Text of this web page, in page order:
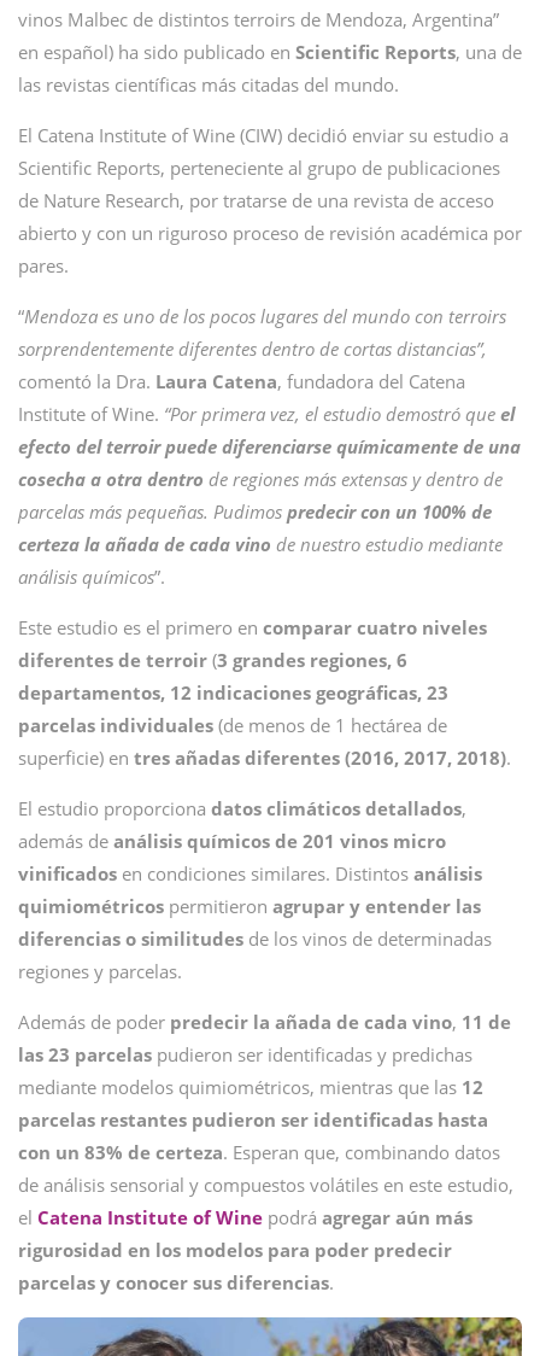
vinos Malbec de distintos terroirs de Mendoza, Argentina”
en español) ha sido publicado en Scientific Reports, una de
las revistas científicas más citadas del mundo.
El Catena Institute of Wine (CIW) decidió enviar su estudio a
Scientific Reports, perteneciente al grupo de publicaciones
de Nature Research, por tratarse de una revista de acceso
abierto y con un riguroso proceso de revisión académica por
pares.
“Mendoza es uno de los pocos lugares del mundo con terroirs
sorprendentemente diferentes dentro de cortas distancias”,
comentó la Dra. Laura Catena, fundadora del Catena
Institute of Wine. “Por primera vez, el estudio demostró que el
efecto del terroir puede diferenciarse químicamente de una
cosecha a otra dentro de regiones más extensas y dentro de
parcelas más pequeñas. Pudimos predecir con un 100% de
certeza la añada de cada vino de nuestro estudio mediante
análisis químicos”.
Este estudio es el primero en comparar cuatro niveles
diferentes de terroir (3 grandes regiones, 6
departamentos, 12 indicaciones geográficas, 23
parcelas individuales (de menos de 1 hectárea de
superficie) en tres añadas diferentes (2016, 2017, 2018).
El estudio proporciona datos climáticos detallados,
además de análisis químicos de 201 vinos micro
vinificados en condiciones similares. Distintos análisis
quimiométricos permitieron agrupar y entender las
diferencias o similitudes de los vinos de determinadas
regiones y parcelas.
Además de poder predecir la añada de cada vino, 11 de
las 23 parcelas pudieron ser identificadas y predichas
mediante modelos quimiométricos, mientras que las 12
parcelas restantes pudieron ser identificadas hasta
con un 83% de certeza. Esperan que, combinando datos
de análisis sensorial y compuestos volátiles en este estudio,
el Catena Institute of Wine podrá agregar aún más
rigurosidad en los modelos para poder predecir
parcelas y conocer sus diferencias.